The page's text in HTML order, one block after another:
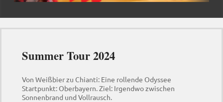
Summer Tour 2024
Von Weißbier zu Chianti: Eine rollende Odyssee
Startpunkt: Oberbayern. Ziel: Irgendwo zwischen
Sonnenbrand und Vollrausch.